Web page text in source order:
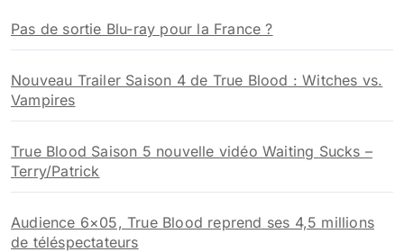
Pas de sortie Blu-ray pour la France ?
Nouveau Trailer Saison 4 de True Blood : Witches vs.
Vampires
True Blood Saison 5 nouvelle vidéo Waiting Sucks –
Terry/Patrick
Audience 6×05, True Blood reprend ses 4,5 millions
de téléspectateurs